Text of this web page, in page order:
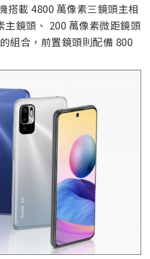
搭載 4800 萬像素三鏡頭主相
主鏡頭、 200 萬像素微距鏡頭
組合，前置鏡頭則配備 800